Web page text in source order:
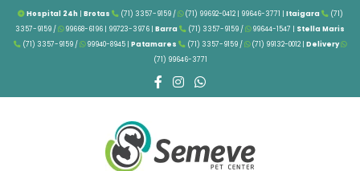
Hospital 24h| Brotas (71) 3357-9159 / (71) 99692-0412 | 99646-3771 | Itaigara
(71)
3357-9159 /
99668-6196 | 99723-3976 | Barra (71) 3357-9159 / 99644-1547 | Stella Maris
(71) 3357-9159 /
99940-8945 | Patamares (71) 3357-9159 / (71) 99132-0012 | Delivery
(71) 99646-3771